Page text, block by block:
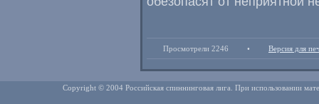
Просмотрели 2246 • Версия для
Copyright © 2004 Российская спиннинговая лига. При использовании